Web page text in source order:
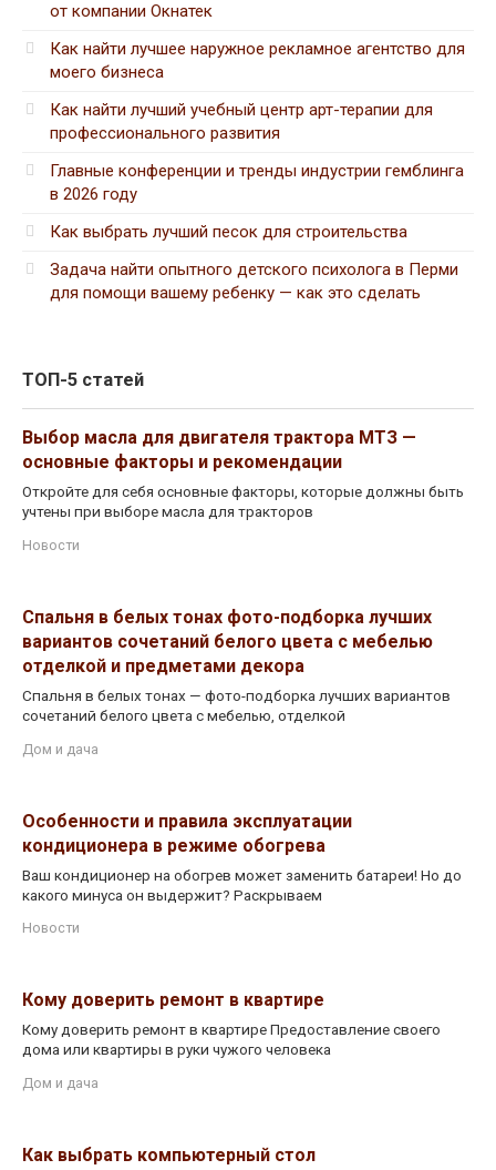
от компании Окнатек
Как найти лучшее наружное рекламное агентство для
моего бизнеса
Как найти лучший учебный центр арт-терапии для
профессионального развития
Главные конференции и тренды индустрии гемблинга
в 2026 году
Как выбрать лучший песок для строительства
Задача найти опытного детского психолога в Перми
для помощи вашему ребенку — как это сделать
ТОП-5 статей
Выбор масла для двигателя трактора МТЗ —
основные факторы и рекомендации
Откройте для себя основные факторы, которые должны быть
учтены при выборе масла для тракторов
Новости
Спальня в белых тонах фото-подборка лучших
вариантов сочетаний белого цвета с мебелью
отделкой и предметами декора
Спальня в белых тонах — фото-подборка лучших вариантов
сочетаний белого цвета с мебелью, отделкой
Дом и дача
Особенности и правила эксплуатации
кондиционера в режиме обогрева
Ваш кондиционер на обогрев может заменить батареи! Но до
какого минуса он выдержит? Раскрываем
Новости
Кому доверить ремонт в квартире
Кому доверить ремонт в квартире Предоставление своего
дома или квартиры в руки чужого человека
Дом и дача
Как выбрать компьютерный стол